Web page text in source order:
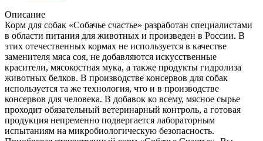
Описание
Корм для собак «Собачье счастье» разработан специалистами
в области питания для животных и произведен в России. В
этих отечественных кормах не используется в качестве
заменителя мяса соя, не добавляются искусственные
красители, мясокостная мука, а также продукты гидролиза
животных белков. В производстве консервов для собак
используется та же технология, что и в производстве
консервов для человека. В добавок ко всему, мясное сырье
проходит обязательный ветеринарный контроль, а готовая
продукция непременно подвергается лабораторным
испытаниям на микробиологическую безопасность.